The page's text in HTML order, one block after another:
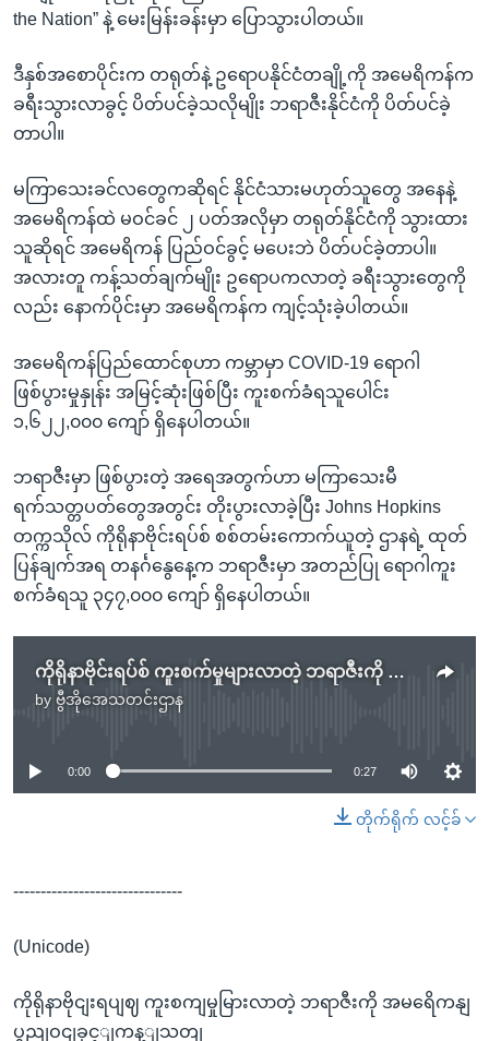
the Nation” နဲ့ မေးမြန်းခန်းမှာ ပြောသွားပါတယ်။
ဒီနှစ်အစောပိုင်းက တရုတ်နဲ့ ဥရောပနိုင်ငံတချို့ကို အမေရိကန်က
ခရီးသွားလာခွင့် ပိတ်ပင်ခဲ့သလိုမျိုး ဘရာဇီးနိုင်ငံကို ပိတ်ပင်ခဲ့
တာပါ။
မကြာသေးခင်လတွေကဆိုရင် နိုင်ငံသားမဟုတ်သူတွေ အနေနဲ့
အမေရိကန်ထဲ မဝင်ခင် ၂ ပတ်အလိုမှာ တရုတ်နိုင်ငံကို သွားထား
သူဆိုရင် အမေရိကန် ပြည်ဝင်ခွင့် မပေးဘဲ ပိတ်ပင်ခဲ့တာပါ။
အလားတူ ကန့်သတ်ချက်မျိုး ဥရောပကလာတဲ့ ခရီးသွားတွေကို
လည်း နောက်ပိုင်းမှာ အမေရိကန်က ကျင့်သုံးခဲ့ပါတယ်။
အမေရိကန်ပြည်ထောင်စုဟာ ကမ္ဘာမှာ COVID-19 ရောဂါ
ဖြစ်ပွားမှုနှုန်း အမြင့်ဆုံးဖြစ်ပြီး ကူးစက်ခံရသူပေါင်း
၁,၆၂၂,၀၀၀ ကျော် ရှိနေပါတယ်။
ဘရာဇီးမှာ ဖြစ်ပွားတဲ့ အရေအတွက်ဟာ မကြာသေးမီ
ရက်သတ္တပတ်တွေအတွင်း တိုးပွားလာခဲ့ပြီး Johns Hopkins
တက္ကသိုလ် ကိုရိုနာဗိုင်းရပ်စ် စစ်တမ်းကောက်ယူတဲ့ ဌာနရဲ့ ထုတ်
ပြန်ချက်အရ တနင်္ဂနွေနေ့က ဘရာဇီးမှာ အတည်ပြု ရောဂါကူး
စက်ခံရသူ ၃၄၇,၀၀၀ ကျော် ရှိနေပါတယ်။
ကိုရိုနာဗိုင်းရပ်စ် ကူးစက်မှုများလာတဲ့ ဘရာဇီးကို အမေရိကန် ပြည်ဝင်ခွင့်ကန့်သတ်
by ဗွီအိုအေသတင်းဌာန
No media source currently available
0:00 0:27
တိုက်ရိုက် လင့်ခ်
-------------------------------
(Unicode)
ကိုရိုနာဗိုငျးရပျဈ ကူးစကျမှုမြားလာတဲ့ ဘရာဇီးကို အမရေိကနျ
ပွညျဝငျခှင့ျကန့ျသတျ